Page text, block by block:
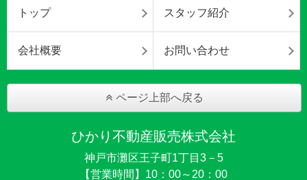
トップ スタッフ紹介
会社概要 お問い合わせ
ページ上部へ戻る
ひかり不動産販売株式会社
神戸市灘区王子町1丁目3－5
【営業時間】10：00～20：00